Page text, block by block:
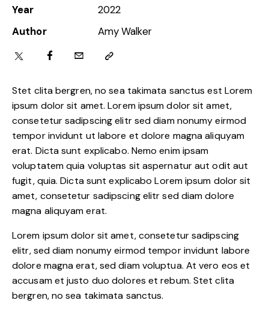
Year
2022
Author
Amy Walker
Stet clita bergren, no sea takimata sanctus est Lorem
ipsum dolor sit amet. Lorem ipsum dolor sit amet,
consetetur sadipscing elitr sed diam nonumy eirmod
tempor invidunt ut labore et dolore magna aliquyam
erat. Dicta sunt explicabo. Nemo enim ipsam
voluptatem quia voluptas sit aspernatur aut odit aut
fugit, quia. Dicta sunt explicabo Lorem ipsum dolor sit
amet, consetetur sadipscing elitr sed diam dolore
magna aliquyam erat.
Lorem ipsum dolor sit amet, consetetur sadipscing
elitr, sed diam nonumy eirmod tempor invidunt labore
dolore magna erat, sed diam voluptua. At vero eos et
accusam et justo duo dolores et rebum. Stet clita
bergren, no sea takimata sanctus.